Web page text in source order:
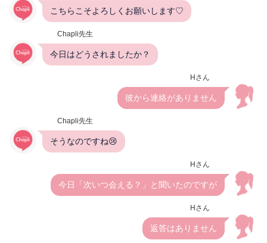
こちらこそよろしくお願いします♡
Chapli先生
今日はどうされましたか？
Hさん
彼から連絡がありません
Chapli先生
そうなのですね😢
Hさん
今日「次いつ会える？」と聞いたのですが
Hさん
返答はありません